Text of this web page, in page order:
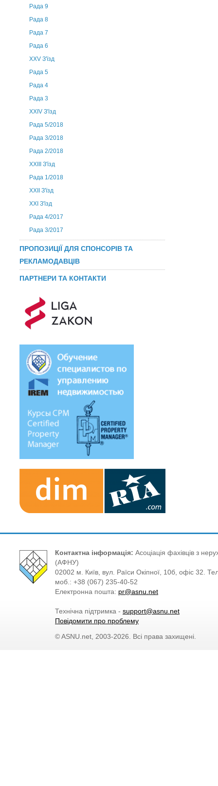
Рада 9
Рада 8
Рада 7
Рада 6
XXV З'їзд
Рада 5
Рада 4
Рада 3
ХХIV З'їзд
Рада 5/2018
Рада 3/2018
Рада 2/2018
XXIII З'їзд
Рада 1/2018
ХХІІ З'їзд
XXI З'їзд
Рада 4/2017
Рада 3/2017
ПРОПОЗИЦІЇ ДЛЯ СПОНСОРІВ ТА
РЕКЛАМОДАВЦІВ
ПАРТНЕРИ ТА КОНТАКТИ
Контактна інформація: Асоціація фахівців з
(АФНУ)
02002 м. Київ, вул. Раїси Окіпної, 10б, офіс 32.
моб.: +38 (067) 235-40-52
Електронна пошта: pr@asnu.net
Технічна підтримка - support@asnu.net
Повідомити про проблему
© ASNU.net, 2003-2026. Всі права захищені.